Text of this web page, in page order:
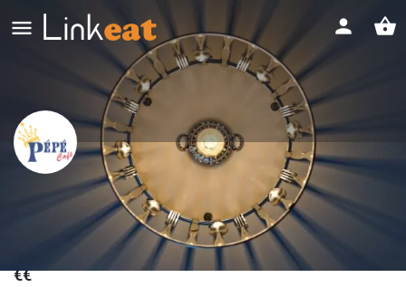
Pépé Café
Brasserie - Restaurant à Perwez
€€